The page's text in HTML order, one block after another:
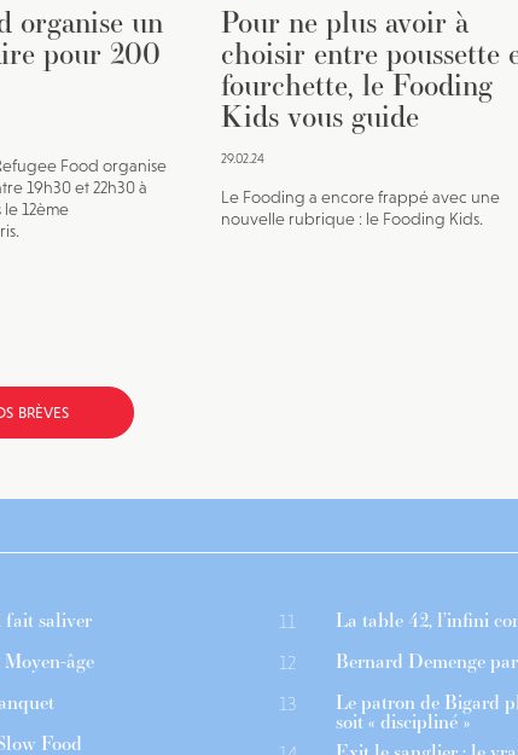
organise un
pour 200
Food organise
19h30 et 22h30 à
12ème
Pour ne plus avoir à
choisir entre poussette
fourchette, le Fooding
Kids vous guide
29.02.24
Le Fooding a encore frappé avec une
nouvelle rubrique : le Fooding Kids.
BRÈVES
fait saliver
âge
Food
11 La table 42, l’infini
12 Bernard Demenge
13 Le patron de Bigard
soit « discipliné »